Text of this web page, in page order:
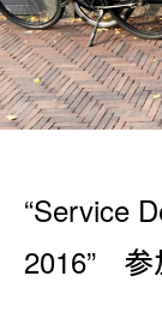
“Service
2016” 参